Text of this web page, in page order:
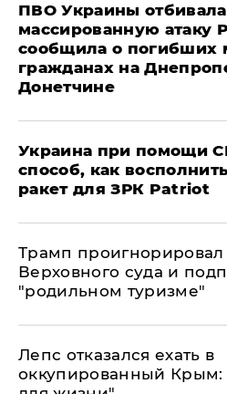
ПВО Украины отбивала
массированную атаку
сообщила о погибших
гражданах на
Донетчине
Украина при помощи
способ, как
ракет для ЗРК Patriot
Трамп
Верховного суда и
"родильном туризме"
Лепс отказался ехать в
оккупированный Крым: